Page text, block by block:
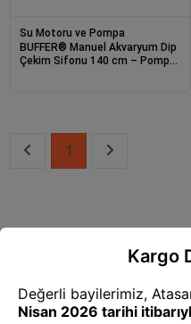
Su Motoru ve Pompa
BUFFER® Manuel Akvaryum Dip
Çekim Sifonu 140 cm – Pompalı
1